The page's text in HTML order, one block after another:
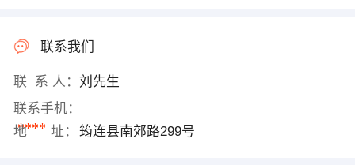
联系我们
联 系 人： 刘先生
联系手机：
****
地 址： 筠连县南郊路299号